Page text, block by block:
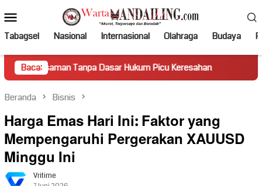
ke
kontenMobile
Tabagsel Nasional Internasional Olahraga Budaya
Baca:
Tanpa Dasar Hukum Picu Keresahan Truk Miring
Beranda Bisnis
Harga Emas Hari Ini: Faktor yang
Mempengaruhi Pergerakan XAUUSD
Minggu Ini
Vritime